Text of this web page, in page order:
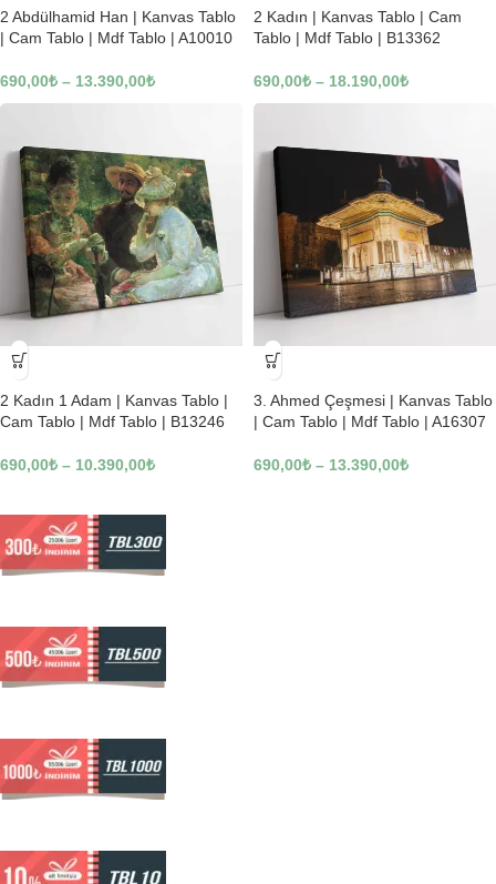
2 Abdülhamid Han | Kanvas Tablo
| Cam Tablo | Mdf Tablo | A10010
690,00₺ – 13.390,00₺
2 Kadın | Kanvas Tablo | Cam
Tablo | Mdf Tablo | B13362
690,00₺ – 18.190,00₺
-23%
2 Kadın 1 Adam | Kanvas Tablo |
Cam Tablo | Mdf Tablo | B13246
690,00₺ – 10.390,00₺
-23%
3. Ahmed Çeşmesi | Kanvas Tablo
| Cam Tablo | Mdf Tablo | A16307
690,00₺ – 13.390,00₺